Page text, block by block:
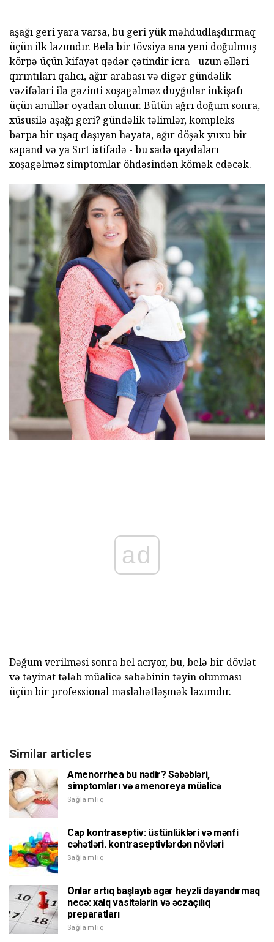
aşağı geri yara varsa, bu geri yük məhdudlaşdırmaq
üçün ilk lazımdır. Belə bir tövsiyə ana yeni doğulmuş
körpə üçün kifayət qədər çətindir icra - uzun əlləri
qırıntıları qalıcı, ağır arabası və digər gündəlik
vəzifələri ilə gəzinti xoşagəlməz duyğular inkişafı
üçün amillər oyadan olunur. Bütün ağrı doğum sonra,
xüsusilə aşağı geri? gündəlik təlimlər, kompleks
bərpa bir uşaq daşıyan həyata, ağır döşək yuxu bir
sapand və ya Sırt istifadə - bu sadə qaydaları
xoşagəlməz simptomlar öhdəsindən kömək edəcək.
ad
Dəğum verilməsi sonra bel acıyor, bu, belə bir dövlət
və təyinat tələb müalicə səbəbinin təyin olunması
üçün bir professional məsləhətləşmək lazımdır.
Similar articles
Amenorrhea bu nədir? Səbəbləri,
simptomları və amenoreya müalicə
Sağlamlıq
Cap kontraseptiv: üstünlükləri və mənfi
cəhətləri. kontraseptivlərdən növləri
Sağlamlıq
Onlar artıq başlayıb əgər heyzli dayandırmaq
necə: xalq vasitələrin və əczaçılıq
preparatları
Sağlamlıq